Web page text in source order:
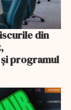
din
programul